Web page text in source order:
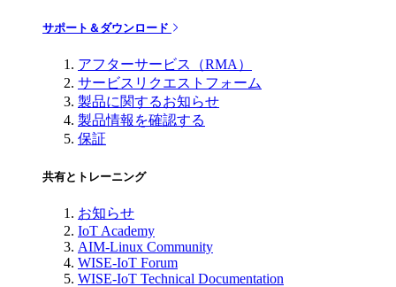
サポート＆ダウンロード
アフターサービス（RMA）
サービスリクエストフォーム
製品に関するお知らせ
製品情報を確認する
保証
共有とトレーニング
お知らせ
IoT Academy
AIM-Linux Community
WISE-IoT Forum
WISE-IoT Technical Documentation